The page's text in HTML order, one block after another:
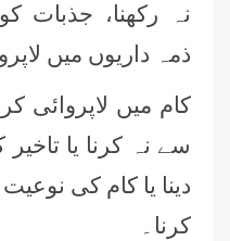
نہ رکھنا، جذبات
ذمہ داریوں میں
کام میں لاپروائی
سے نہ کرنا یا
دینا یا کام کی
کرنا۔